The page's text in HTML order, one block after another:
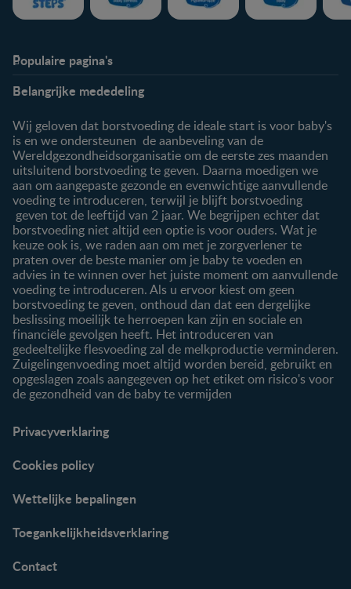
Populaire pagina's
Veelgestelde vragen
Over ons
Contact
Inloggen / inschrijven
Producten
Onze producten
Belangrijke mededeling
Wij geloven dat borstvoeding de ideale start is voor baby's
is en we ondersteunen de aanbeveling van de
Wereldgezondheidsorganisatie om de eerste zes maanden
uitsluitend borstvoeding te geven. Daarna moedigen we
aan om aangepaste gezonde en evenwichtige aanvullende
voeding te introduceren, terwijl je blijft borstvoeding
geven tot de leeftijd van 2 jaar. We begrijpen echter dat
borstvoeding niet altijd een optie is voor ouders. Wat je
keuze ook is, we raden aan om met je zorgverlener te
praten over de beste manier om je baby te voeden en
advies in te winnen over het juiste moment om aanvullende
voeding te introduceren. Als u ervoor kiest om geen
borstvoeding te geven, onthoud dan dat een dergelijke
beslissing moeilijk te herroepen kan zijn en sociale en
financiële gevolgen heeft. Het introduceren van
gedeeltelijke flesvoeding zal de melkproductie verminderen.
Zuigelingenvoeding moet altijd worden bereid, gebruikt en
opgeslagen zoals aangegeven op het etiket om risico's voor
de gezondheid van de baby te vermijden
Privacyverklaring
Cookies policy
Wettelijke bepalingen
Toegankelijkheidsverklaring
Contact